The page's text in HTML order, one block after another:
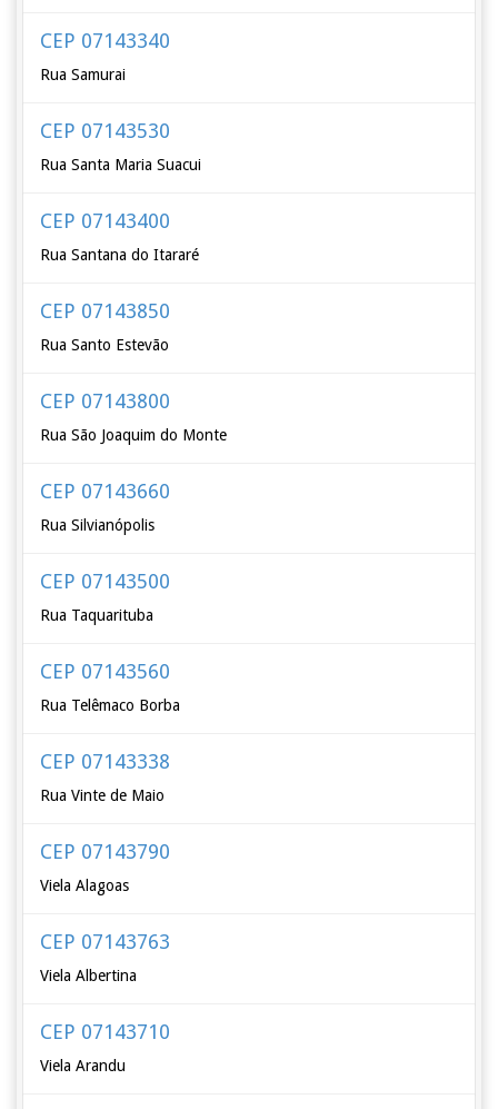
CEP 07143340
Rua Samurai
CEP 07143530
Rua Santa Maria Suacui
CEP 07143400
Rua Santana do Itararé
CEP 07143850
Rua Santo Estevão
CEP 07143800
Rua São Joaquim do Monte
CEP 07143660
Rua Silvianópolis
CEP 07143500
Rua Taquarituba
CEP 07143560
Rua Telêmaco Borba
CEP 07143338
Rua Vinte de Maio
CEP 07143790
Viela Alagoas
CEP 07143763
Viela Albertina
CEP 07143710
Viela Arandu